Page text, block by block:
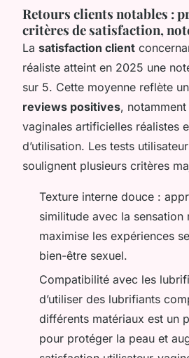
Retours clients notables :
critères de satisfaction,
La satisfaction client
réaliste atteint en 2025 une
sur 5. Cette moyenne reflète
reviews positives,
vaginales artificielles réalistes
d’utilisation. Les tests
soulignent plusieurs critères
Texture interne douce :
similitude avec la sensation
maximise les expériences
bien-être sexuel.
Compatibilité avec les
d’utiliser des lubrifiants
différents matériaux est un
pour protéger la peau et